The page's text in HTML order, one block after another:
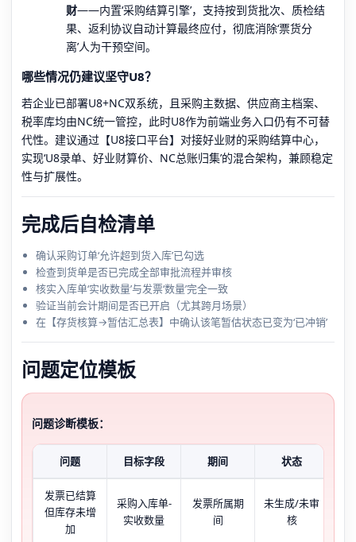
财——内置‘采购结算引擎’，支持按到货批次、质检结
果、返利协议自动计算最终应付，彻底消除‘票货分
离’人为干预空间。
哪些情况仍建议坚守U8？
若企业已部署U8+NC双系统，且采购主数据、供应商主档案、
税率库均由NC统一管控，此时U8作为前端业务入口仍有不可替
代性。建议通过【U8接口平台】对接好业财的采购结算中心，
实现‘U8录单、好业财算价、NC总账归集’的混合架构，兼顾稳定
性与扩展性。
完成后自检清单
确认采购订单‘允许超到货入库’已勾选
检查到货单是否已完成全部审批流程并审核
核实入库单‘实收数量’与发票‘数量’完全一致
验证当前会计期间是否已开启（尤其跨月场景）
在【存货核算→暂估汇总表】中确认该笔暂估状态已变为‘已冲销’
问题定位模板
问题诊断模板：
问题 目标字段 期间 状态
发票已结算
但库存未增
加
采购入库单-
实收数量
发票所属期
间
未生成/未审
核